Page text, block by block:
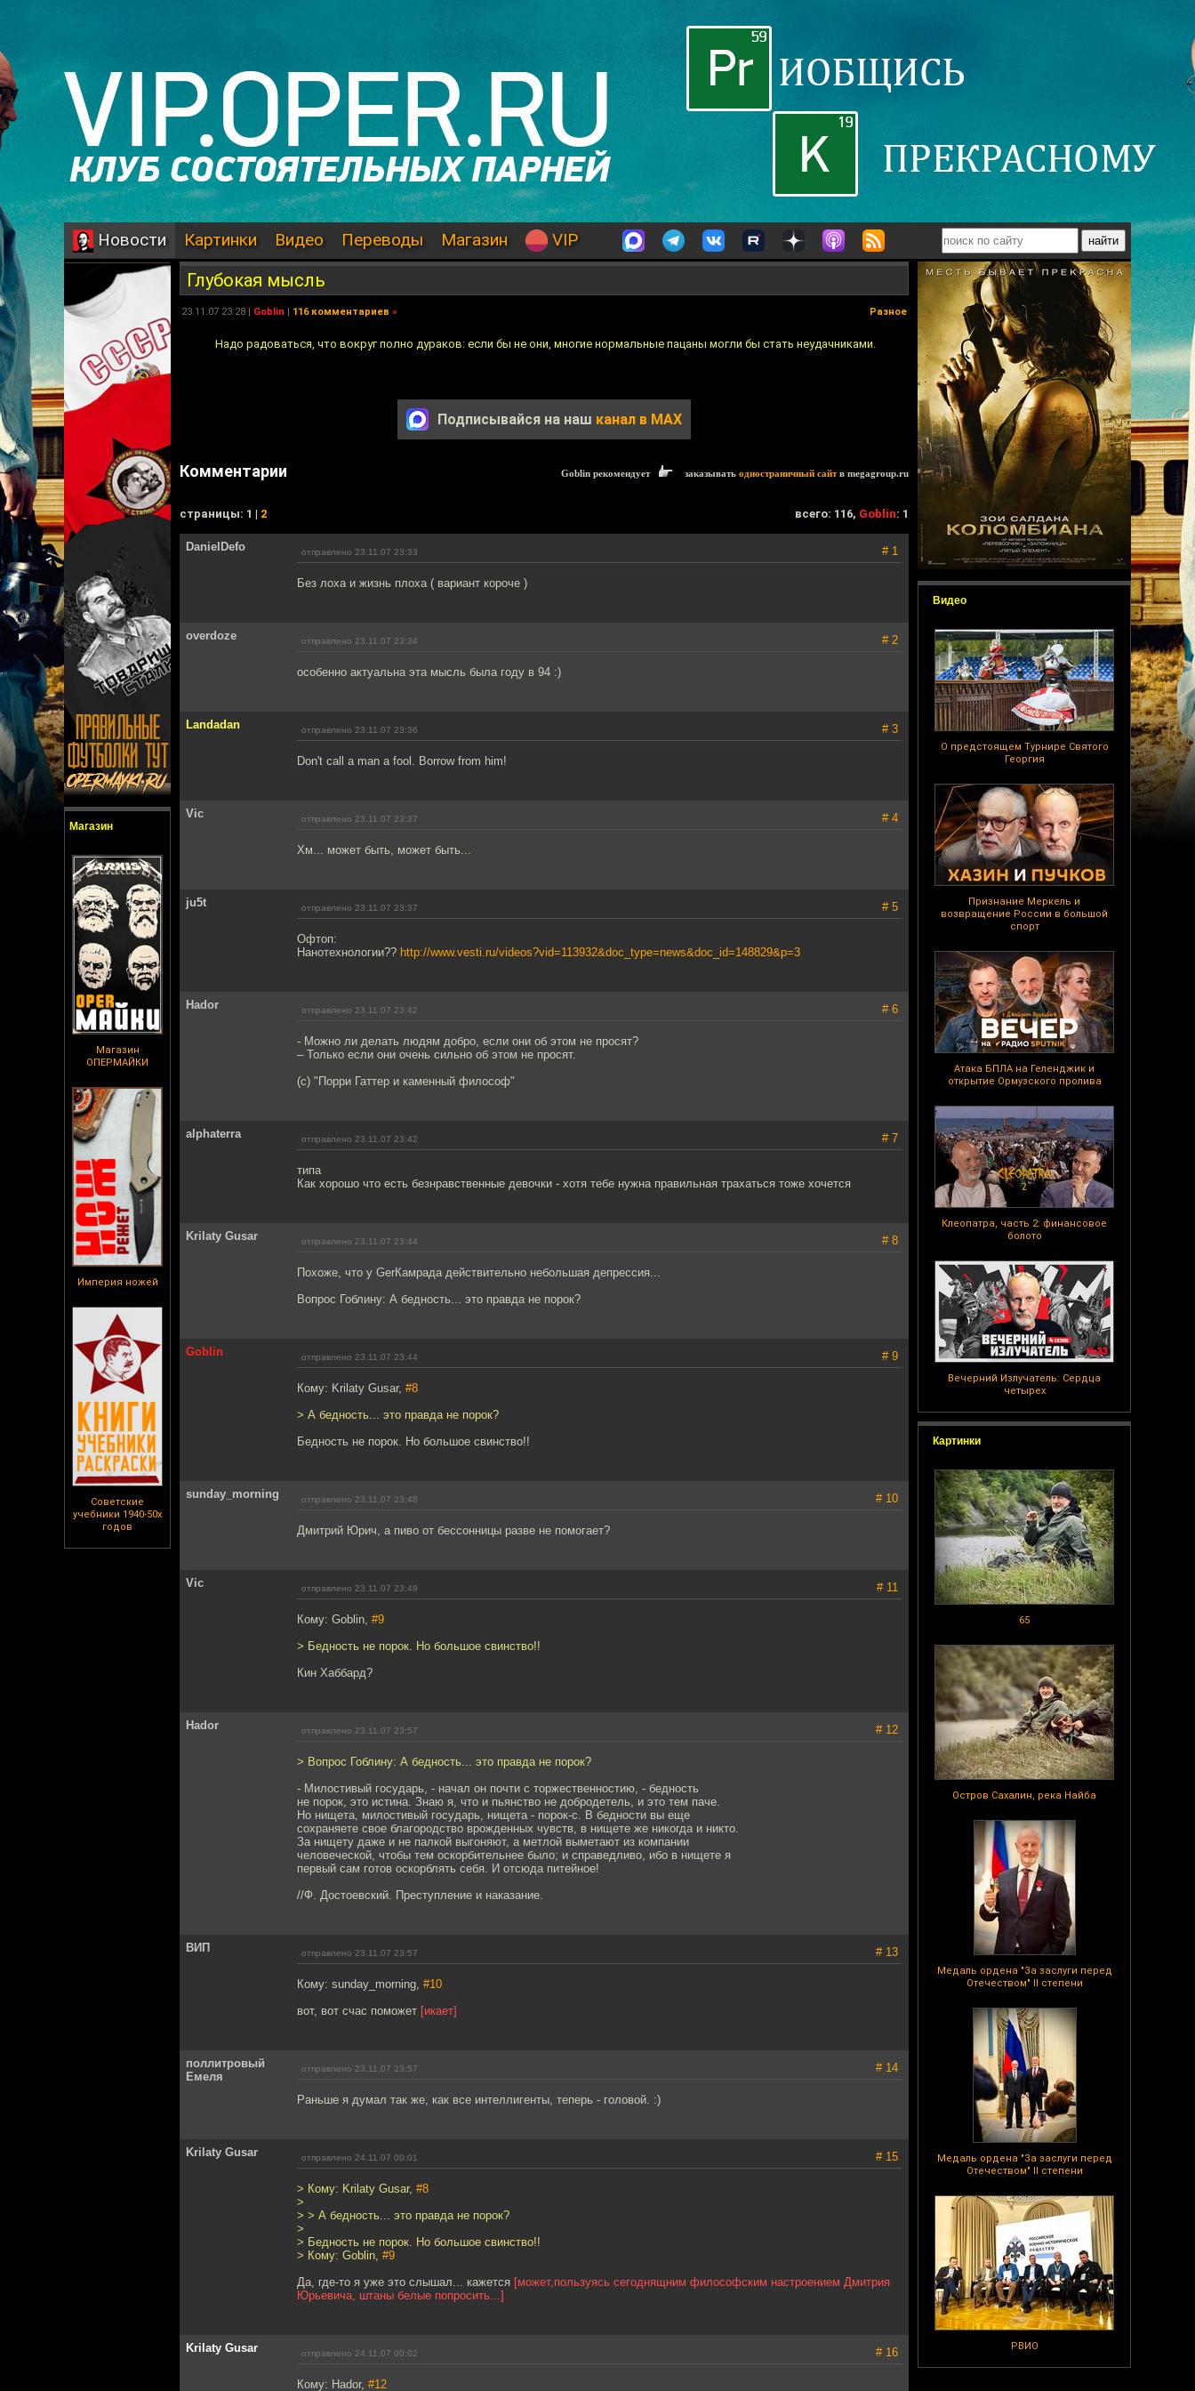
Новости Картинки Видео Переводы Магазин VIP
Магазин
Магазин
ОПЕРМАЙКИ
Империя ножей
Советские
учебники 1940-50х
годов
Видео
О предстоящем Турнире Святого
Георгия
Признание Меркель и
возвращение России в большой
спорт
Атака БПЛА на Геленджик и
открытие Ормузского пролива
Клеопатра, часть 2: финансовое
болото
Вечерний Излучатель: Сердца
четырех
Картинки
65
Остров Сахалин, река Найба
Медаль ордена "За заслуги перед
Отечеством" II степени
Медаль ордена "За заслуги перед
Отечеством" II степени
РВИО
Глубокая мысль
23.11.07 23:28 | Goblin | 116 комментариев » Разное
Надо радоваться, что вокруг полно дураков: если бы не они, многие нормальные пацаны могли бы стать неудачниками.
Подписывайся на наш канал в MAX
Комментарии Goblin рекомендует заказывать одностраничный сайтв megagroup.ru
cтраницы: 1 | 2 всего: 116, Goblin: 1
DanielDefo отправлено 23.11.07 23:33 # 1
Без лоха и жизнь плоха ( вариант короче )
overdoze отправлено 23.11.07 23:34 # 2
особенно актуальна эта мысль была году в 94 :)
Landadan отправлено 23.11.07 23:36 # 3
Don't call a man a fool. Borrow from him!
Vic отправлено 23.11.07 23:37 # 4
Хм... может быть, может быть...
ju5t отправлено 23.11.07 23:37 # 5
Офтоп:
Нанотехнологии?? http://www.vesti.ru/videos?vid=113932&doc_type=news&doc_id=148829&p=3
Hador отправлено 23.11.07 23:42 # 6
- Можно ли делать людям добро, если они об этом не просят?
– Только если они очень сильно об этом не просят.
(с) "Порри Гаттер и каменный философ"
alphaterra отправлено 23.11.07 23:42 # 7
типа
Как хорошо что есть безнравственные девочки - хотя тебе нужна правильная трахаться тоже хочется
Krilaty Gusar отправлено 23.11.07 23:44 # 8
Похоже, что у GerКамрада действительно небольшая депрессия...
Вопрос Гоблину: А бедность... это правда не порок?
Goblin отправлено 23.11.07 23:44 # 9
Кому: Krilaty Gusar, #8
> А бедность... это правда не порок?
Бедность не порок. Но большое свинство!!
sunday_morning отправлено 23.11.07 23:48 # 10
Дмитрий Юрич, а пиво от бессонницы разве не помогает?
Vic отправлено 23.11.07 23:49 # 11
Кому: Goblin, #9
> Бедность не порок. Но большое свинство!!
Кин Хаббард?
Hador отправлено 23.11.07 23:57 # 12
> Вопрос Гоблину: А бедность... это правда не порок?
- Милостивый государь, - начал он почти с торжественностию, - бедность
не порок, это истина. Знаю я, что и пьянство не добродетель, и это тем паче.
Но нищета, милостивый государь, нищета - порок-с. В бедности вы еще
сохраняете свое благородство врожденных чувств, в нищете же никогда и никто.
За нищету даже и не палкой выгоняют, а метлой выметают из компании
человеческой, чтобы тем оскорбительнее было; и справедливо, ибо в нищете я
первый сам готов оскорблять себя. И отсюда питейное!
//Ф. Достоевский. Преступление и наказание.
ВИП отправлено 23.11.07 23:57 # 13
Кому: sunday_morning, #10
вот, вот счас поможет [икает]
поллитровый
Емеля
отправлено 23.11.07 23:57 # 14
Раньше я думал так же, как все интеллигенты, теперь - головой. :)
Krilaty Gusar отправлено 24.11.07 00:01 # 15
> Кому: Krilaty Gusar, #8
>
> > А бедность... это правда не порок?
>
> Бедность не порок. Но большое свинство!!
> Кому: Goblin, #9
Да, где-то я уже это слышал... кажется [может,пользуясь сегоднящним философским настроением Дмитрия
Юрьевича, штаны белые попросить...]
Krilaty Gusar отправлено 24.11.07 00:02 # 16
Кому: Hador, #12